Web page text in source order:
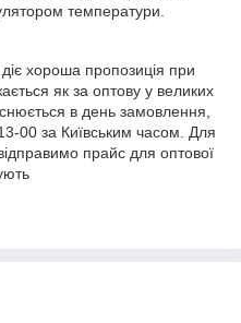
температури.
хороша пропозиція при
як за оптову у великих
в день замовлення,
00 за Київським часом. Для
прайс для оптової